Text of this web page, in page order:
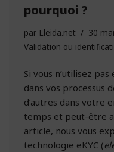
pourquoi ?
par Lleida.net
30
Validation ou
Si vous n’utilisez
dans vos processus
d’autres dans votre
temps et peut-être
article, nous vous
technologie eKYC (